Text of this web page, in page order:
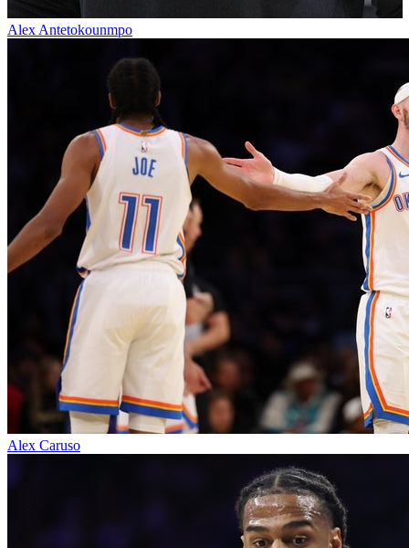
Alex Antetokounmpo
Alex Caruso